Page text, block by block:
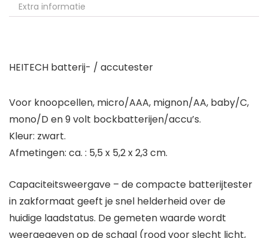
Extra informatie
HEITECH batterij- / accutester
Voor knoopcellen, micro/AAA, mignon/AA, baby/C,
mono/D en 9 volt bockbatterijen/accu’s.
Kleur: zwart.
Afmetingen: ca. : 5,5 x 5,2 x 2,3 cm.
Capaciteitsweergave – de compacte batterijtester
in zakformaat geeft je snel helderheid over de
huidige laadstatus. De gemeten waarde wordt
weergegeven op de schaal (rood voor slecht licht,